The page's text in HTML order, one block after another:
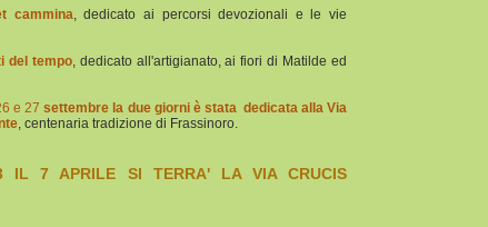
cammina, dedicato ai percorsi devozionali e le vie
del tempo, dedicato all'artigianato, ai fiori di Matilde ed
e 27 settembre la due giorni è stata dedicata alla Via
, centenaria tradizione di Frassinoro.
IL 7 APRILE SI TERRA' LA VIA CRUCIS